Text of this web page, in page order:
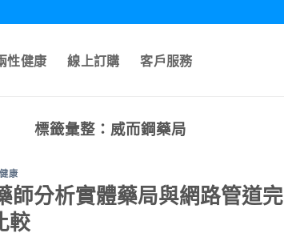
性健康 線上訂購 客戶服務
標籤彙整： 威而鋼藥局
康
師分析實體藥局與網路管道完
較